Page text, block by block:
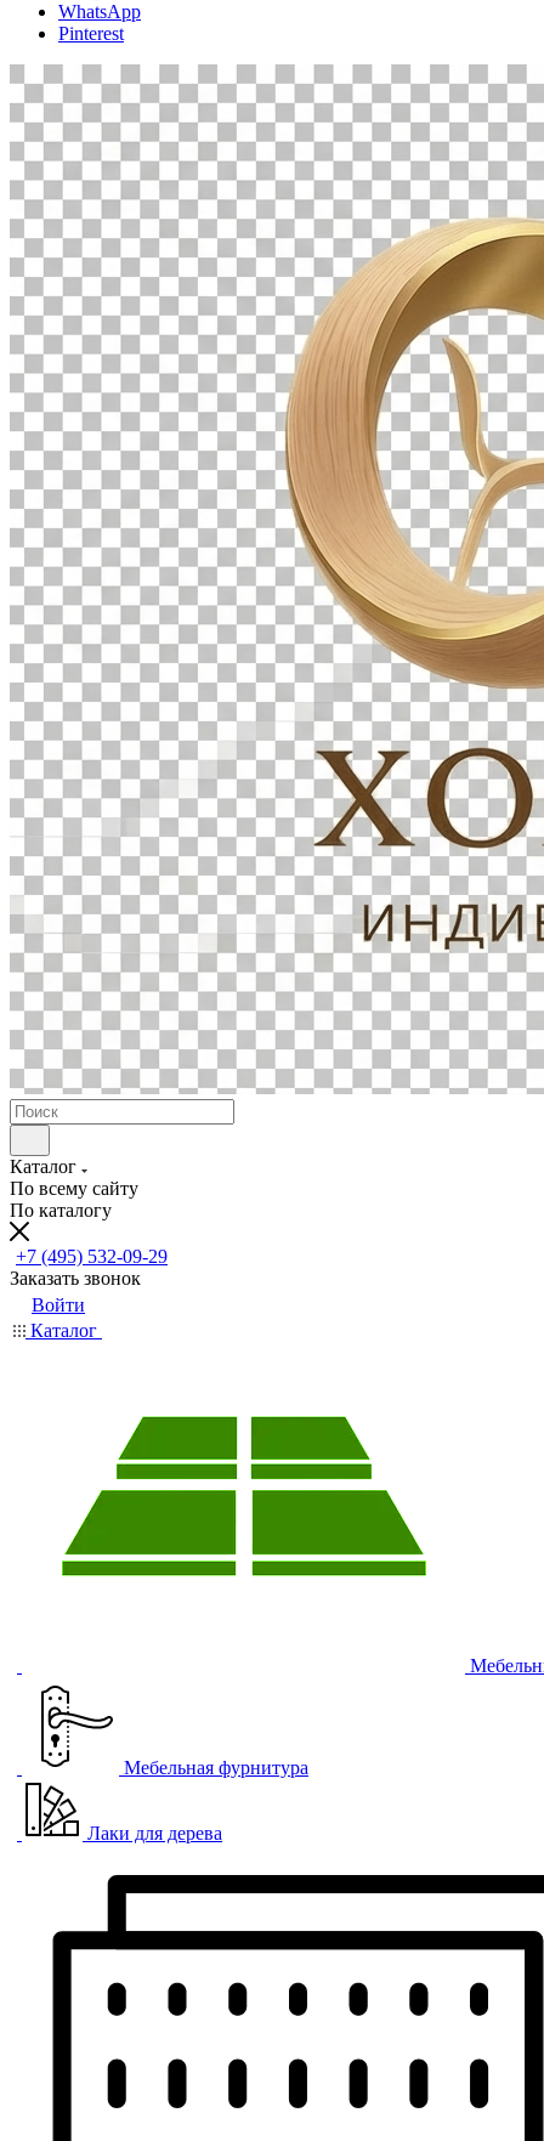
WhatsApp
Pinterest
Каталог
По всему сайту
По каталогу
+7 (495) 532-09-29
Заказать звонок
Войти
Каталог
Мебельная фурнитура
Лаки для дерева